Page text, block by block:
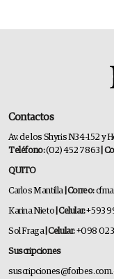
Contactos
Av. de los Shyris N34-152 y
Teléfono:(02) 452 7863 |
QUITO
Carlos Mantilla | Correo:
Karina Nieto | Celular:+593
Sol Fraga | Celular:+098
Suscripciones